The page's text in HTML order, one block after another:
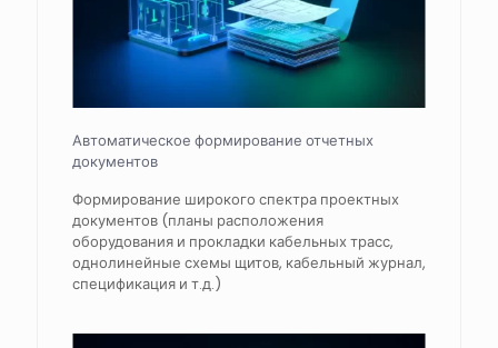
Автоматическое формирование отчетных
документов
Формирование широкого спектра проектных
документов (планы расположения
оборудования и прокладки кабельных трасс,
однолинейные схемы щитов, кабельный журнал,
спецификация и т.д.)